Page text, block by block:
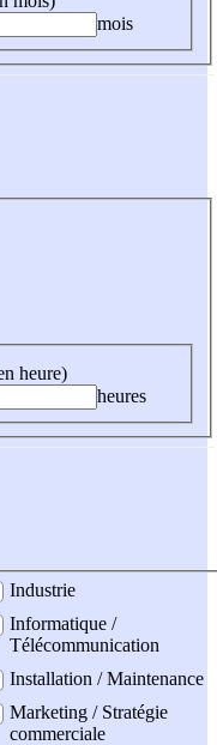
mois
heure)
heures
Industrie
Informatique /
Télécommunication
Installation / Maintenance
Marketing / Stratégie
commerciale